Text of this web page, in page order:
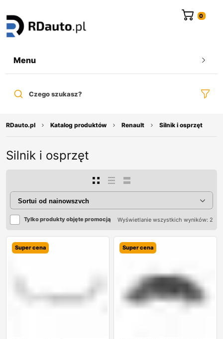
Menu
Czego szukasz?
RDauto.pl Katalog produktów Renault Silnik i osprzęt
Silnik i osprzęt
Tylko produkty objęte promocją Wyświetlanie wszystkich wyników: 2
Super cena Super cena